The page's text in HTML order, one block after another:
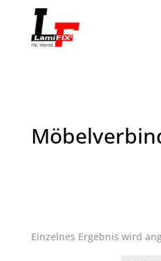
Einzelnes Ergebnis wird